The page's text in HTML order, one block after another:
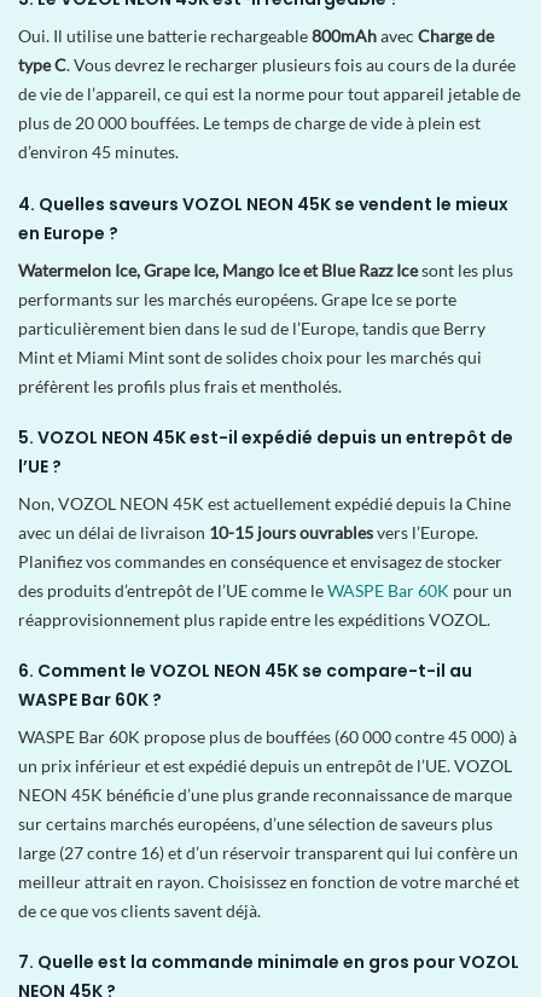
Oui. Il utilise une batterie rechargeable800mAhavec Charge de
type C. Vous devrez le recharger plusieurs fois au cours de la durée
de vie de l’appareil, ce qui est la norme pour tout appareil jetable de
plus de 20 000 bouffées. Le temps de charge de vide à plein est
d’environ 45 minutes.
4. Quelles saveurs VOZOL NEON 45K se vendent le mieux
en Europe ?
Watermelon Ice, Grape Ice, Mango Ice et Blue Razz Icesont les plus
performants sur les marchés européens. Grape Ice se porte
particulièrement bien dans le sud de l’Europe, tandis que Berry
Mint et Miami Mint sont de solides choix pour les marchés qui
préfèrent les profils plus frais et mentholés.
5. VOZOL NEON 45K est-il expédié depuis un entrepôt de
l’UE ?
Non, VOZOL NEON 45K est actuellement expédié depuis la Chine
avec un délai de livraison 10-15 jours ouvrablesvers l’Europe.
Planifiez vos commandes en conséquence et envisagez de stocker
des produits d’entrepôt de l’UE comme leWASPE Bar 60K pour un
réapprovisionnement plus rapide entre les expéditions VOZOL.
6. Comment le VOZOL NEON 45K se compare-t-il au
WASPE Bar 60K ?
WASPE Bar 60K propose plus de bouffées (60 000 contre 45 000) à
un prix inférieur et est expédié depuis un entrepôt de l’UE. VOZOL
NEON 45K bénéficie d’une plus grande reconnaissance de marque
sur certains marchés européens, d’une sélection de saveurs plus
large (27 contre 16) et d’un réservoir transparent qui lui confère un
meilleur attrait en rayon. Choisissez en fonction de votre marché et
de ce que vos clients savent déjà.
7. Quelle est la commande minimale en gros pour VOZOL
NEON 45K ?